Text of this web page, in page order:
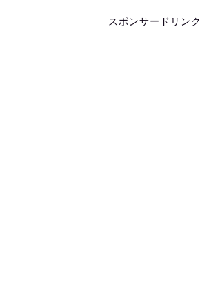
スポンサードリンク